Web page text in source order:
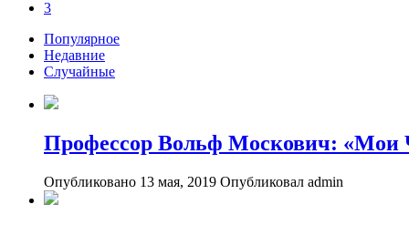
3
Популярное
Недавние
Случайные
Профессор Вольф Москович: «Мои
Опубликовано 13 мая, 2019 Опубликовал admin